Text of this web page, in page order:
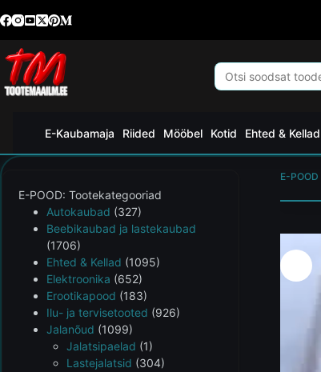
E-Kaubamaja Riided Mööbel Kotid Ehted & Kellad
E-POOD
E-POOD: Tootekategooriad
Autokaubad (327)
Beebikaubad ja lastekaubad
(1706)
Ehted & Kellad (1095)
Elektroonika (652)
Erootikapood (183)
Ilu- ja tervisetooted (926)
Jalanõud (1099)
Jalatsipaelad (1)
Lastejalatsid (304)